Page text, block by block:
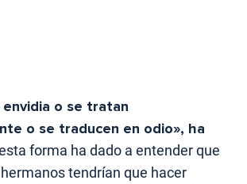
envidia o se tratan
o se traducen en odio», ha
forma ha dado a entender que
tendrían que hacer